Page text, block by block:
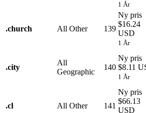
1 År
.church All Other 139
Ny pris
$16.24
USD
1 År
.city
All
Geographic
140
Ny pris
$8.11
1 År
.cl All Other 141
Ny pris
$66.13
USD